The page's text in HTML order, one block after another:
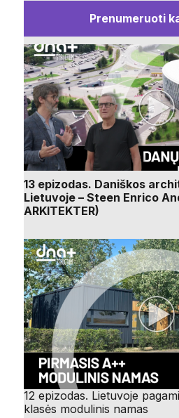
Prenumeruoti
13 epizodas. Daniškos
Lietuvoje – Steen Enrico
ARKITEKTER)
12 epizodas. Lietuvoje
klasės modulinis namas